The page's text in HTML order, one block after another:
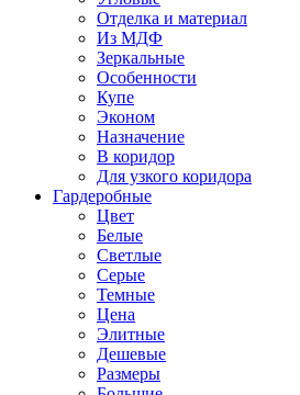
Отделка и материал
Из МДФ
Зеркальные
Особенности
Купе
Эконом
Назначение
В коридор
Для узкого коридора
Гардеробные
Цвет
Белые
Светлые
Серые
Темные
Цена
Элитные
Дешевые
Размеры